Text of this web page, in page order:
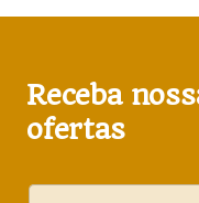
Receba
ofertas